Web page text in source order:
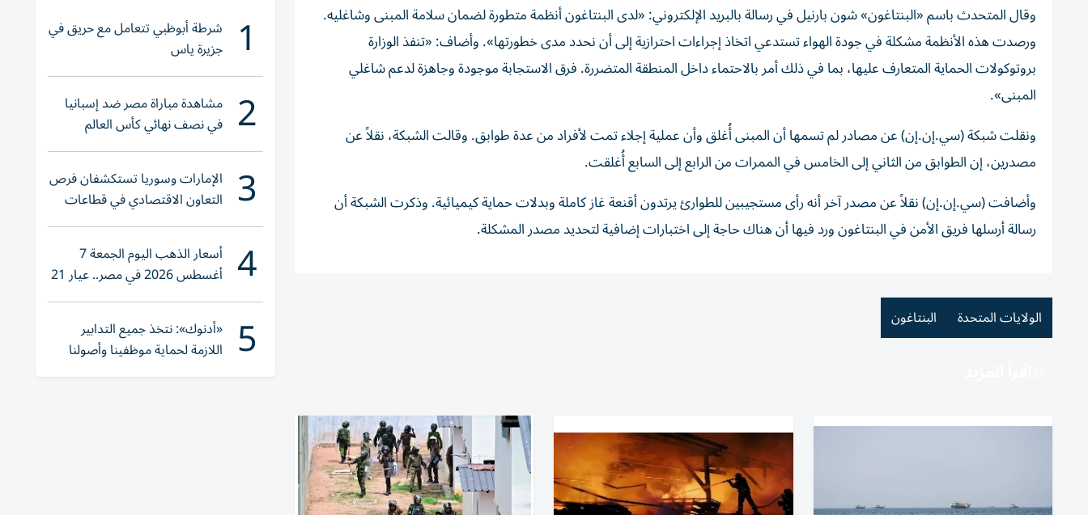
وقال المتحدث باسم «البنتاغون» شون بارنيل في رسالة بالبريد الإلكتروني: «لدى البنتاغون أنظمة ‌متطورة لضمان سلامة المبنى وشاغليه.
ورصدت هذه الأنظمة ⁠مشكلة في جودة الهواء تستدعي اتخاذ إجراءات احترازية إلى أن نحدد مدى خطورتها». وأضاف: «تنفذ الوزارة
بروتوكولات الحماية المتعارف عليها، بما في ذلك أمر بالاحتماء داخل المنطقة المتضررة. فرق ​الاستجابة موجودة وجاهزة لدعم شاغلي
المبنى».
ونقلت شبكة (سي.إن.إن) ‌عن مصادر لم تسمها أن المبنى أُغلق وأن عملية إجلاء تمت لأفراد من ⁠عدة طوابق. وقالت الشبكة، نقلاً عن
مصدرين، إن الطوابق من الثاني إلى الخامس في الممرات من ​الرابع ‌إلى السابع أُغلقت.
وأضافت (سي.إن.إن) نقلاً عن مصدر ‌آخر أنه رأى مستجيبين للطوارئ يرتدون أقنعة غاز كاملة وبدلات حماية كيميائية. وذكرت الشبكة أن
‌رسالة أرسلها ‌فريق الأمن في ⁠البنتاغون ورد فيها أن هناك حاجة ‌إلى اختبارات إضافية لتحديد مصدر المشكلة.
الولايات المتحدة البنتاغون
1 شرطة أبوظبي تتعامل مع حريق في
جزيرة ياس
2 مشاهدة مباراة مصر ضد إسبانيا
في نصف نهائي كأس العالم
لناشئات اليد 2026
3 الإمارات وسوريا تستكشفان فرص
التعاون الاقتصادي في قطاعات
حيوية
4 أسعار الذهب اليوم الجمعة 7
أغسطس 2026 في مصر.. عيار 21
يقترب من هذا الرقم
5 «أدنوك»: نتخذ جميع التدابير
اللازمة لحماية موظفينا وأصولنا